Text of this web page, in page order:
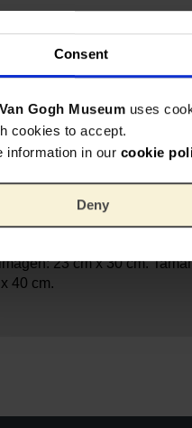
Consent
Van Gogh Museum uses
cookies to accept.
information in our cookie
Deny
producto
de alta calidad de la
cigarrillo encendido, de
Gogh pintara esta imagen
la academia de arte de
usarse durante las clases
humana.
23 cm x 30 cm.
40 cm.